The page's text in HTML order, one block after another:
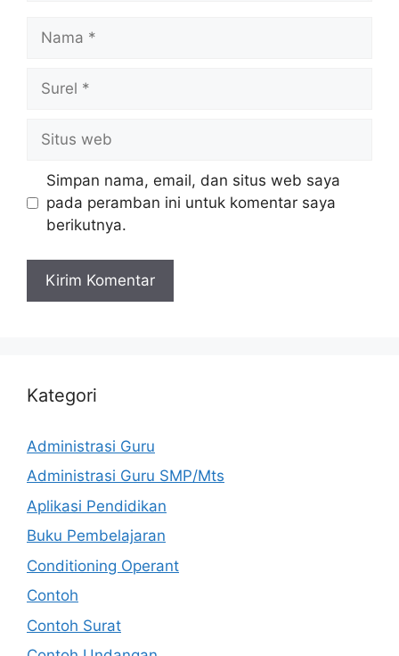
Nama
Surel
Situs
web
Simpan nama, email, dan situs web saya
pada peramban ini untuk komentar saya
berikutnya.
Kategori
Administrasi Guru
Administrasi Guru SMP/Mts
Aplikasi Pendidikan
Buku Pembelajaran
Conditioning Operant
Contoh
Contoh Surat